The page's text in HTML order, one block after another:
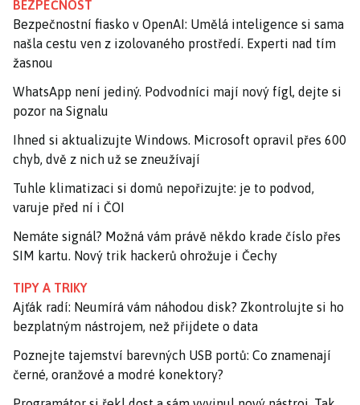
BEZPEČNOST
Bezpečnostní fiasko v OpenAI: Umělá inteligence si sama
našla cestu ven z izolovaného prostředí. Experti nad tím
žasnou
WhatsApp není jediný. Podvodníci mají nový fígl, dejte si
pozor na Signalu
Ihned si aktualizujte Windows. Microsoft opravil přes 600
chyb, dvě z nich už se zneužívají
Tuhle klimatizaci si domů nepořizujte: je to podvod,
varuje před ní i ČOI
Nemáte signál? Možná vám právě někdo krade číslo přes
SIM kartu. Nový trik hackerů ohrožuje i Čechy
TIPY A TRIKY
Ajťák radí: Neumírá vám náhodou disk? Zkontrolujte si ho
bezplatným nástrojem, než přijdete o data
Poznejte tajemství barevných USB portů: Co znamenají
černé, oranžové a modré konektory?